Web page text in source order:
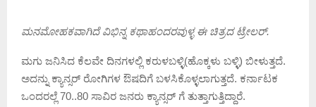
ಮನಮೋಹಕವಾಗಿದೆ ವಿಭಿನ್ನ ಕಥಾಹಂದರವುಳ್ಳ ಈ ಚಿತ್ರದ ಟ್ರೇಲರ್.
ಮಗು ಜನಿಸಿದ ಕೆಲವೇ ದಿನಗಳಲ್ಲಿ ಕರುಳಬಳ್ಳಿ(ಹೊಕ್ಕಳು ಬಳ್ಳಿ) ಬೀಳುತ್ತದೆ.
ಅದನ್ನು ಕ್ಯಾನ್ಸರ್‌ ರೋಗಿಗಳ ಔಷದಿಗೆ ಬಳಸಿಕೊಳ್ಳಲಾಗುತ್ತದೆ. ಕರ್ನಾಟಕ
ಒಂದರಲ್ಲೆ 70..80 ಸಾವಿರ ಜನರು ಕ್ಯಾನ್ಸರ್ ಗೆ ತುತ್ತಾಗುತ್ತಿದ್ದಾರೆ.